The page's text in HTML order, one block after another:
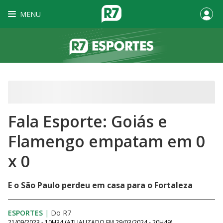
MENU
Fala Esporte: Goiás e
Flamengo empatam em 0
x 0
E o São Paulo perdeu em casa para o Fortaleza
ESPORTES | Do R7